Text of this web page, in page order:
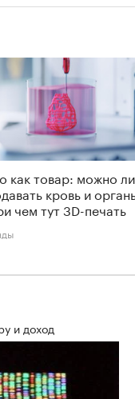
как товар: можно ли
кровь и
чем тут 3D-печать
и доход